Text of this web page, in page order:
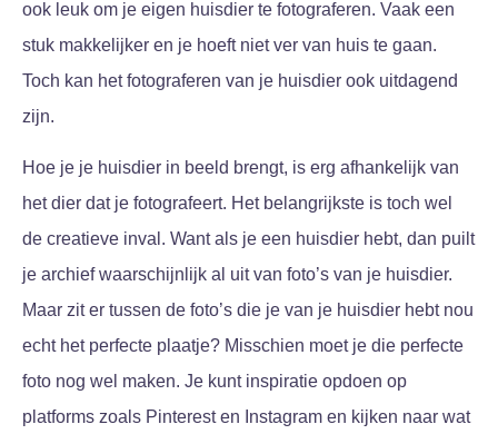
ook leuk om je eigen huisdier te fotograferen. Vaak een
stuk makkelijker en je hoeft niet ver van huis te gaan.
Toch kan het fotograferen van je huisdier ook uitdagend
zijn.
Hoe je je huisdier in beeld brengt, is erg afhankelijk van
het dier dat je fotografeert. Het belangrijkste is toch wel
de creatieve inval. Want als je een huisdier hebt, dan puilt
je archief waarschijnlijk al uit van foto’s van je huisdier.
Maar zit er tussen de foto’s die je van je huisdier hebt nou
echt het perfecte plaatje? Misschien moet je die perfecte
foto nog wel maken. Je kunt inspiratie opdoen op
platforms zoals Pinterest en Instagram en kijken naar wat